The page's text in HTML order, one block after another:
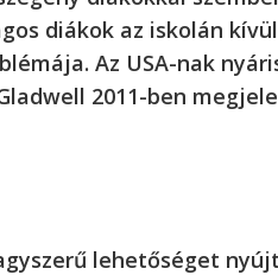
diákok az iskolán
Az USA-nak
2011-ben
lehetőséget